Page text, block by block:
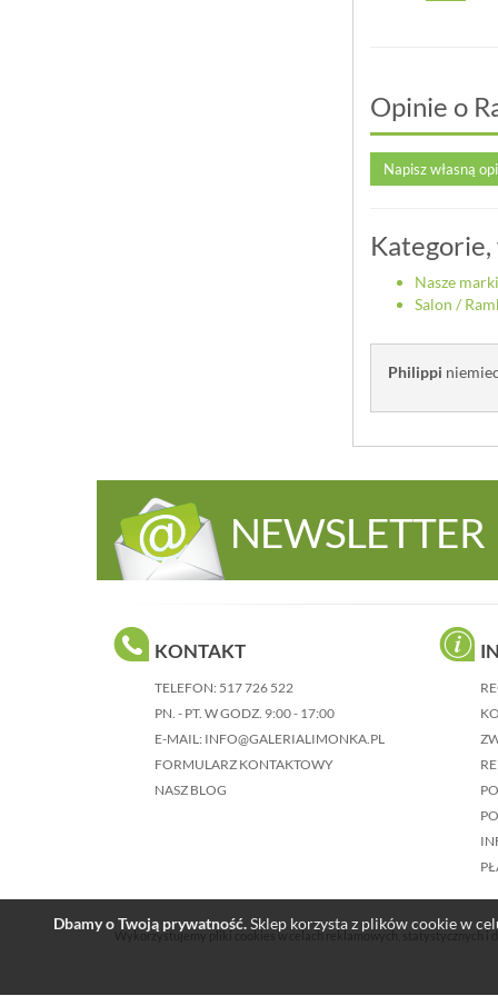
Dbamy o Twoją prywatność.Sklep korzysta z plików cookie w
Opinie o
Napisz własną
Nasze marki
Salon /
Philippi
NEWSLETTER
KONTAKT
TELEFON: 517 726 522
PN. - PT. W GODZ. 9:00 - 17:00
E-MAIL: INFO@GALERIALIMONKA.PL
FORMULARZ KONTAKTOWY
NASZ BLOG
Wykorzystujemy pliki cookies w celach reklamowych, statystycznych